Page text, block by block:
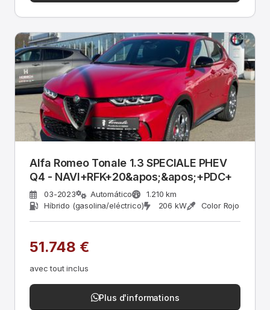
Alfa Romeo Tonale 1.3 SPECIALE PHEV
Q4 - NAVI+RFK+20&apos;&apos;+PDC+
03-2023 Automático
1.210 km
Híbrido (gasolina/eléctrico)
206 kW Color Rojo
51.748 €
avec tout inclus
Plus d'informations